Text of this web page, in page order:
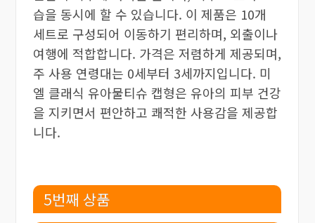
습을 동시에 할 수 있습니다. 이 제품은 10개
세트로 구성되어 이동하기 편리하며, 외출이나
여행에 적합합니다. 가격은 저렴하게 제공되며,
주 사용 연령대는 0세부터 3세까지입니다. 미
엘 클래식 유아물티슈 캡형은 유아의 피부 건강
을 지키면서 편안하고 쾌적한 사용감을 제공합
니다.
5번째 상품